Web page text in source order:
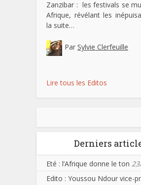
Zanzibar : les festivals se
Afrique, révélant les
la suite…
Par Sylvie Clerfeuille
Lire tous les Editos
Derniers
Eté : l’Afrique donne le ton
Edito : Youssou Ndour vice-